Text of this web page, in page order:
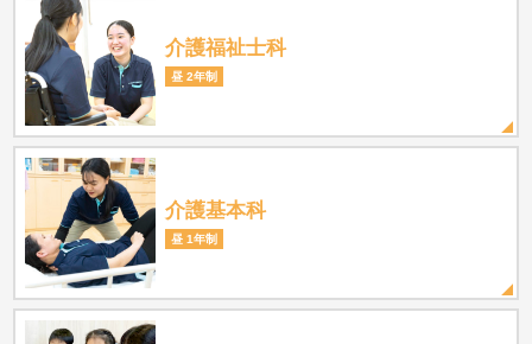
介護福祉士科
昼 2年制
介護基本科
昼 1年制